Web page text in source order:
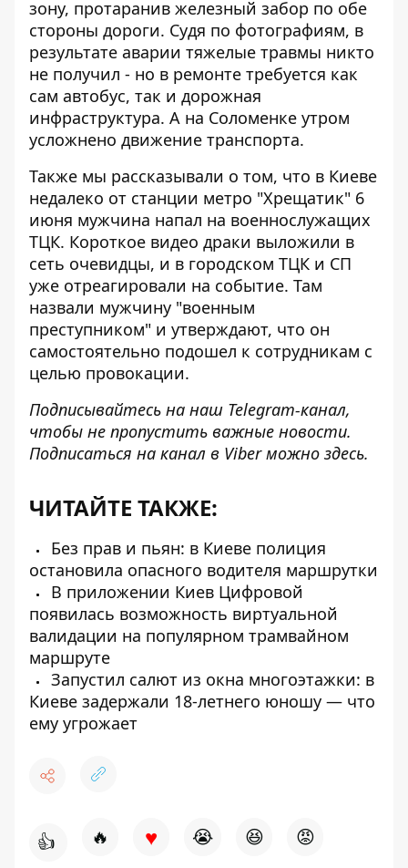
зону, протаранив железный забор по обе
стороны дороги. Судя по фотографиям, в
результате аварии тяжелые травмы никто
не получил - но в ремонте требуется как
сам автобус, так и дорожная
инфраструктура. А на Соломенке утром
усложнено движение транспорта.
Также мы рассказывали о том, что в Киеве
недалеко от станции метро "Хрещатик" 6
июня мужчина напал на военнослужащих
ТЦК. Короткое видео драки выложили в
сеть очевидцы, и в городском ТЦК и СП
уже отреагировали на событие. Там
назвали мужчину "военным
преступником" и утверждают, что он
самостоятельно подошел к сотрудникам с
целью провокации.
Подписывайтесь на наш Telegram-канал,
чтобы не пропустить важные новости.
Подписаться на канал в Viber можно здесь.
ЧИТАЙТЕ ТАКЖЕ:
Без прав и пьян: в Киеве полиция
остановила опасного водителя маршрутки
В приложении Киев Цифровой
появилась возможность виртуальной
валидации на популярном трамвайном
маршруте
Запустил салют из окна многоэтажки: в
Киеве задержали 18-летнего юношу — что
ему угрожает
👍 🔥 ♥ 😭 😆 😡